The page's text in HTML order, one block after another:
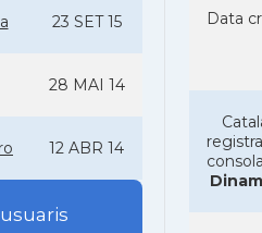
23 SET 15
28 MAI 14
12 ABR 14
Data